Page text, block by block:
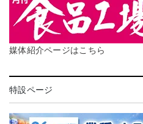
媒体紹介ページはこちら
特設ページ